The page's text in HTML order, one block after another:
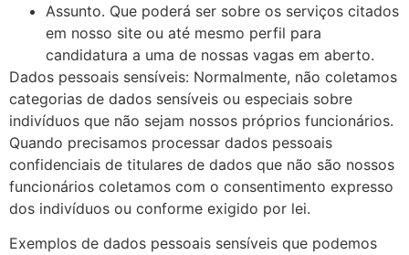
Assunto. Que poderá ser sobre os serviços citados
em nosso site ou até mesmo perfil para
candidatura a uma de nossas vagas em aberto.
Dados pessoais sensíveis: Normalmente, não coletamos
categorias de dados sensíveis ou especiais sobre
indivíduos que não sejam nossos próprios funcionários.
Quando precisamos processar dados pessoais
confidenciais de titulares de dados que não são nossos
funcionários coletamos com o consentimento expresso
dos indivíduos ou conforme exigido por lei.
Exemplos de dados pessoais sensíveis que podemos